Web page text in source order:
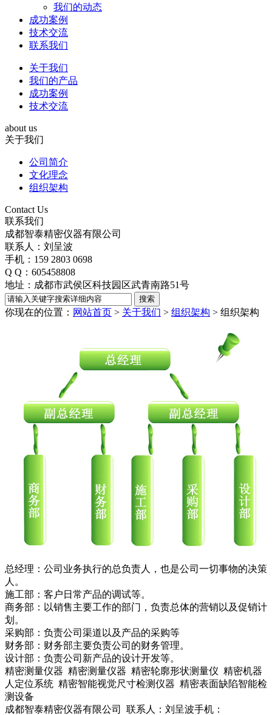
我们的动态
成功案例
技术交流
联系我们
关于我们
我们的产品
成功案例
技术交流
about us
关于我们
公司简介
文化理念
组织架构
Contact Us
联系我们
成都智泰精密仪器有限公司
联系人：刘呈波
手机：159 2803 0698
Q Q：605458808
地址：成都市武侯区科技园区武青南路51号
你现在的位置： 网站首页 > 关于我们 > 组织架构 > 组织架构
总经理：公司业务执行的总负责人，也是公司一切事物的决策
人。
施工部：客户日常产品的调试等。
商务部：以销售主要工作的部门，负责总体的营销以及促销计
划。
采购部：负责公司渠道以及产品的采购等
财务部：财务部主要负责公司的财务管理。
设计部：负责公司新产品的设计开发等。
精密测量仪器 精密测量仪器 精密轮廓形状测量仪 精密机器
人定位系统 精密智能视觉尺寸检测仪器 精密表面缺陷智能检
测设备
成都智泰精密仪器有限公司 联系人：刘呈波手机：